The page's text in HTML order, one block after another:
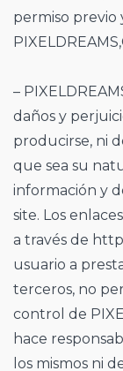
permiso previo
–
daños y
producirse, ni
que sea su
información y
site. Los
a través de
usuario a
terceros, no
control de
hace
los mismos ni